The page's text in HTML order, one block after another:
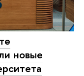
новые